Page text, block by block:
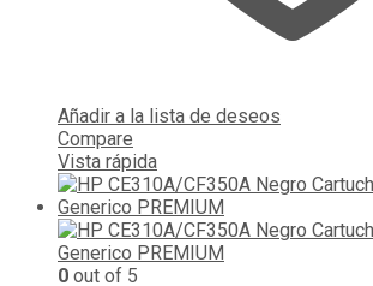
Añadir a la lista de deseos
Compare
Vista rápida
0 out of 5